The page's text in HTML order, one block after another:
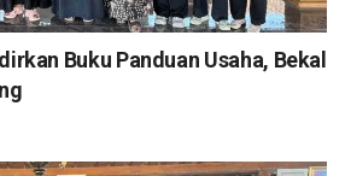
Buku Panduan Usaha, Bekal